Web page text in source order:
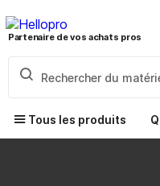
Partenaire de vos achats pros
Tous les produits